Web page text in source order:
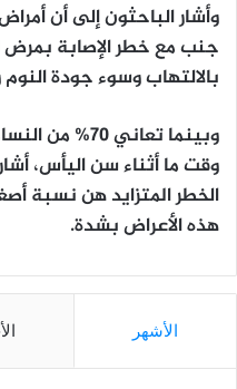
وأشار الباحثون إلى أن
جنب مع خطر الإصابة بمرض
بالالتهاب وسوء جودة النوم
وبينما تعاني
وقت ما أثناء سن اليأس،
الخطر المتزايد هن نسبة
هذه الأعراض بشدة.
الأشهر